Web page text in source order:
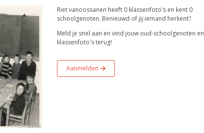
Riet vanoossanen heeft 0 klassenfoto's en kent 0
schoolgenoten. Benieuwd of jij iemand herkent?
Meld je snel aan en vind jouw oud-schoolgenoten en
klassenfoto's terug!
Aanmelden